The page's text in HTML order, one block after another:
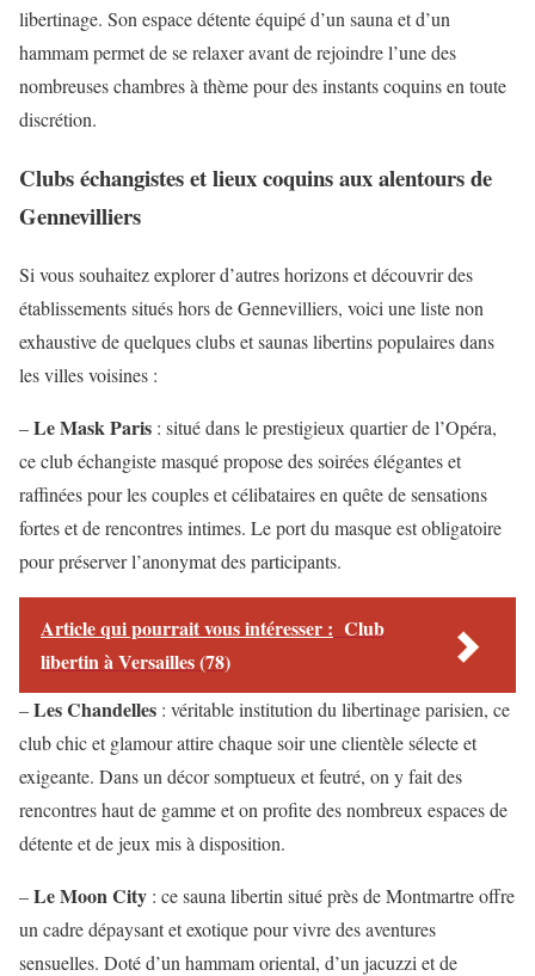
libertinage. Son espace détente équipé d’un sauna et d’un
hammam permet de se relaxer avant de rejoindre l’une des
nombreuses chambres à thème pour des instants coquins en toute
discrétion.
Clubs échangistes et lieux coquins aux alentours de
Gennevilliers
Si vous souhaitez explorer d’autres horizons et découvrir des
établissements situés hors de Gennevilliers, voici une liste non
exhaustive de quelques clubs et saunas libertins populaires dans
les villes voisines :
–Le Mask Paris : situé dans le prestigieux quartier de l’Opéra,
ce club échangiste masqué propose des soirées élégantes et
raffinées pour les couples et célibataires en quête de sensations
fortes et de rencontres intimes. Le port du masque est obligatoire
pour préserver l’anonymat des participants.
Article qui pourrait vous intéresser : Club
libertin à Versailles (78)
–Les Chandelles : véritable institution du libertinage parisien, ce
club chic et glamour attire chaque soir une clientèle sélecte et
exigeante. Dans un décor somptueux et feutré, on y fait des
rencontres haut de gamme et on profite des nombreux espaces de
détente et de jeux mis à disposition.
–Le Moon City : ce sauna libertin situé près de Montmartre offre
un cadre dépaysant et exotique pour vivre des aventures
sensuelles. Doté d’un hammam oriental, d’un jacuzzi et de